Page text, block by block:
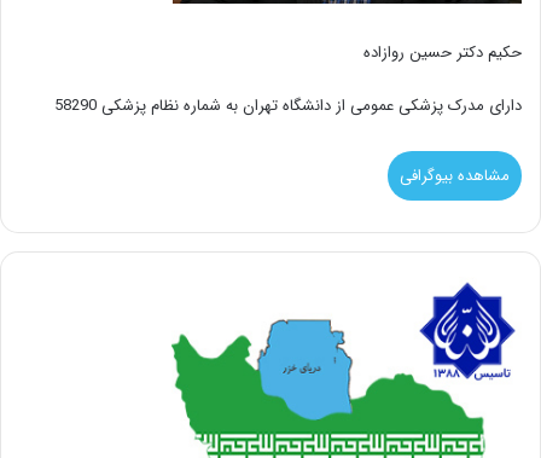
حکیم دکتر حسین روازاده
دارای مدرک پزشکی عمومی از دانشگاه تهران به شماره نظام پزشکی 58290
مشاهده بیوگرافی